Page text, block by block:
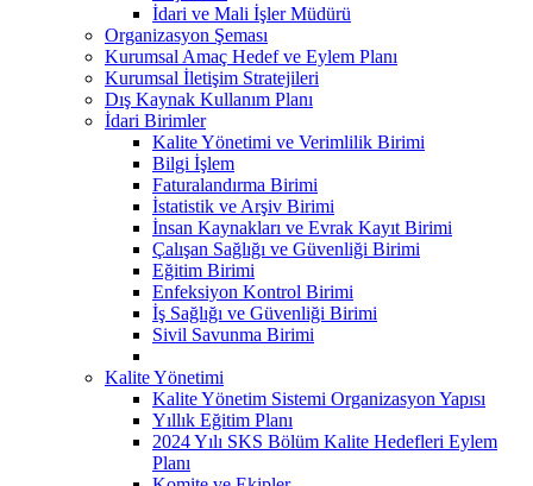
İdari ve Mali İşler Müdürü
Organizasyon Şeması
Kurumsal Amaç Hedef ve Eylem Planı
Kurumsal İletişim Stratejileri
Dış Kaynak Kullanım Planı
İdari Birimler
Kalite Yönetimi ve Verimlilik Birimi
Bilgi İşlem
Faturalandırma Birimi
İstatistik ve Arşiv Birimi
İnsan Kaynakları ve Evrak Kayıt Birimi
Çalışan Sağlığı ve Güvenliği Birimi
Eğitim Birimi
Enfeksiyon Kontrol Birimi
İş Sağlığı ve Güvenliği Birimi
Sivil Savunma Birimi
Kalite Yönetimi
Kalite Yönetim Sistemi Organizasyon Yapısı
Yıllık Eğitim Planı
2024 Yılı SKS Bölüm Kalite Hedefleri Eylem
Planı